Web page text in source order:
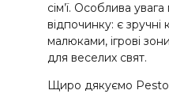
сім’ї. Особлива
відпочинку: є зручні
малюками, ігрові
для веселих свят.
Щиро дякуємо Pesto